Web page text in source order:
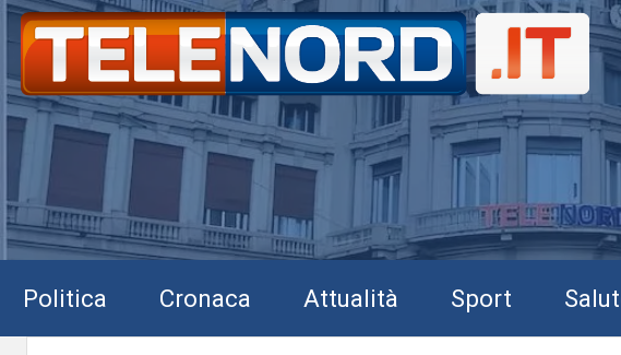
Politica Cronaca Attualità Sport